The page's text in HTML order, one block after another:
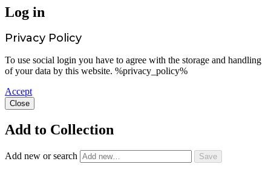
Log in
Privacy Policy
To use social login you have to agree with the storage and handling
of your data by this website. %privacy_policy%
Accept
Close
Add to Collection
Add new or search